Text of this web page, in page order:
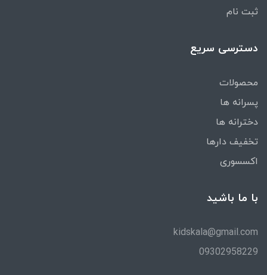
ثبت نام
دسترسی سریع
محصولات
پسرانه ها
دخترانه ها
تخفیف دارها
اکسسوری
با ما باشید
kidskala@gmail.com
09302958229